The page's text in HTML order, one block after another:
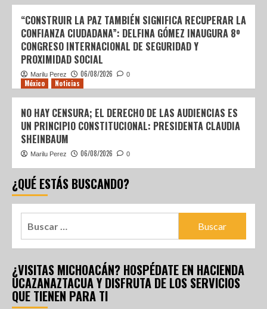
“CONSTRUIR LA PAZ TAMBIÉN SIGNIFICA RECUPERAR LA
CONFIANZA CIUDADANA”: DELFINA GÓMEZ INAUGURA 8º
CONGRESO INTERNACIONAL DE SEGURIDAD Y
PROXIMIDAD SOCIAL
Marilu Perez 06/08/2026 0
México Noticias
NO HAY CENSURA; EL DERECHO DE LAS AUDIENCIAS ES
UN PRINCIPIO CONSTITUCIONAL: PRESIDENTA CLAUDIA
SHEINBAUM
Marilu Perez 06/08/2026 0
¿QUÉ ESTÁS BUSCANDO?
¿VISITAS MICHOACÁN? HOSPÉDATE EN HACIENDA
UCAZANAZTACUA Y DISFRUTA DE LOS SERVICIOS
QUE TIENEN PARA TI